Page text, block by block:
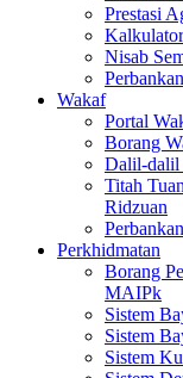
Prestasi
Nisab
Wakaf
Portal
Borang
Dalil-dalil
Titah
Ridzuan
Perkhidmatan
Borang
MAIPk
Sistem
Sistem
Sistem